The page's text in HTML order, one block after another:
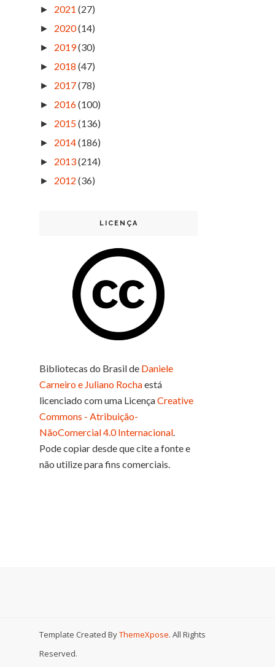
► 2021 (27)
► 2020(14)
► 2019(30)
► 2018 (47)
► 2017(78)
► 2016(100)
► 2015(136)
► 2014(186)
► 2013(214)
► 2012 (36)
LICENÇA
Bibliotecas do Brasilde Daniele
Carneiro e Juliano Rochaestá
licenciado com uma LicençaCreative
Commons - Atribuição-
NãoComercial 4.0 Internacional.
Pode copiar desde que cite a fonte e
não utilize para fins comerciais.
Template Created ByThemeXpose. All Rights
Reserved.